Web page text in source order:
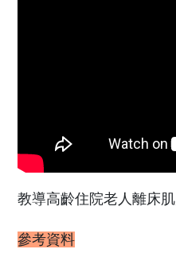
教導高齡住院老人離床
參考資料